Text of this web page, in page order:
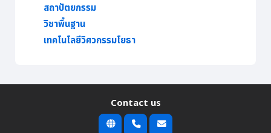
สถาปัตยกรรม
วิชาพื้นฐาน
เทคโนโลยีวิศวกรรมโยธา
Contact us